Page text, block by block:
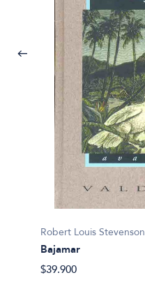
Robert Louis Stevenson
Bajamar
$39.900